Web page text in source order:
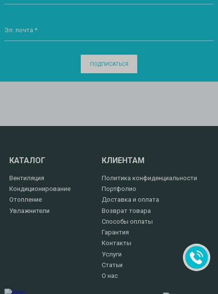
Эл. почта *
ПОДПИСАТЬСЯ
КАТАЛОГ
Вентиляция
Кондиционирование
Отопление
Увлажнители
КЛИЕНТАМ
Политика конфиденциальности
Портфолио
Доставка и оплата
Возврат товара
Способы оплаты
Гарантия
Контакты
Услуги
Статьи
О нас